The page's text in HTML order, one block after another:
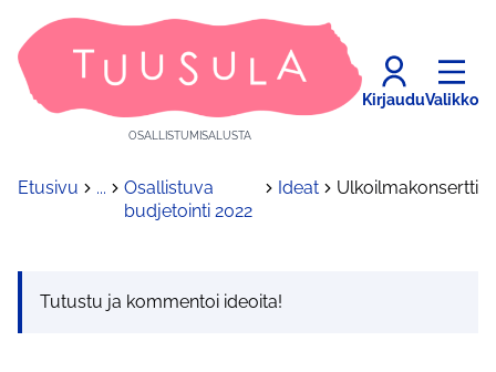
OSALLISTUMISALUSTA
KirjauduValikko
Etusivu ...
Osallistuva
budjetointi 2022
Ideat Ulkoilmakonsertti
Tutustu ja kommentoi ideoita!